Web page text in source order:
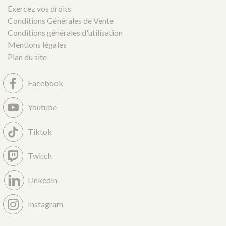
Exercez vos droits
Conditions Générales de Vente
Conditions générales d'utilisation
Mentions légales
Plan du site
Facebook
Youtube
Tiktok
Twitch
LinkedIn
Instagram